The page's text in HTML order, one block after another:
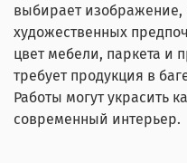
выбирает изображение,
художественных
цвет мебели, паркета и
требует продукция в
Работы могут украсить
современный интерьер.